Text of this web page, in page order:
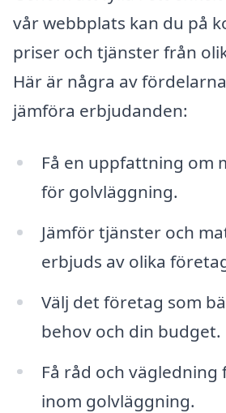
vår webbplats kan du på
priser och tjänster från
Här är några av
jämföra erbjudanden:
Få en uppfattning om
för golvläggning.
Jämför tjänster och
erbjuds av olika
Välj det företag som
behov och din budget.
Få råd och
inom golvläggning.